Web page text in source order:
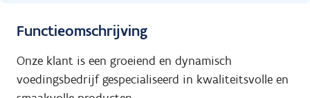
Functieomschrijving
Onze klant is een groeiend en dynamisch
voedingsbedrijf gespecialiseerd in kwaliteitsvolle en